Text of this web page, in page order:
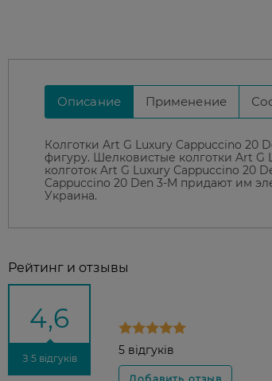
Описание Применение
Колготки Art G Luxury Cappuccino 20
фигуру. Шелковистые колготки Art G
колготок Art G Luxury Cappuccino 20
Cappuccino 20 Den 3-M придают им
Украина.
Рейтинг и отзывы
4,6
З 5 відгуків
5 відгуків